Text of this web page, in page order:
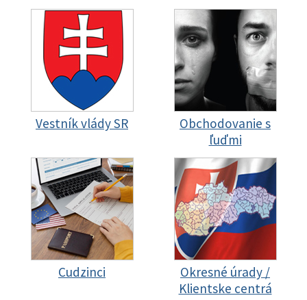
Vestník vlády SR
Obchodovanie s
ľuďmi
Cudzinci
Okresné úrady /
Klientske centrá